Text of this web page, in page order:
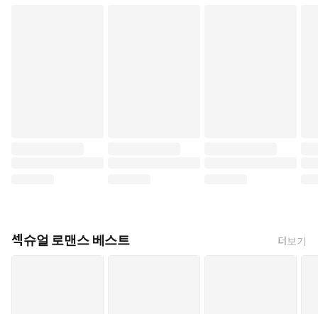
섹슈얼 로맨스 베스트 더보기